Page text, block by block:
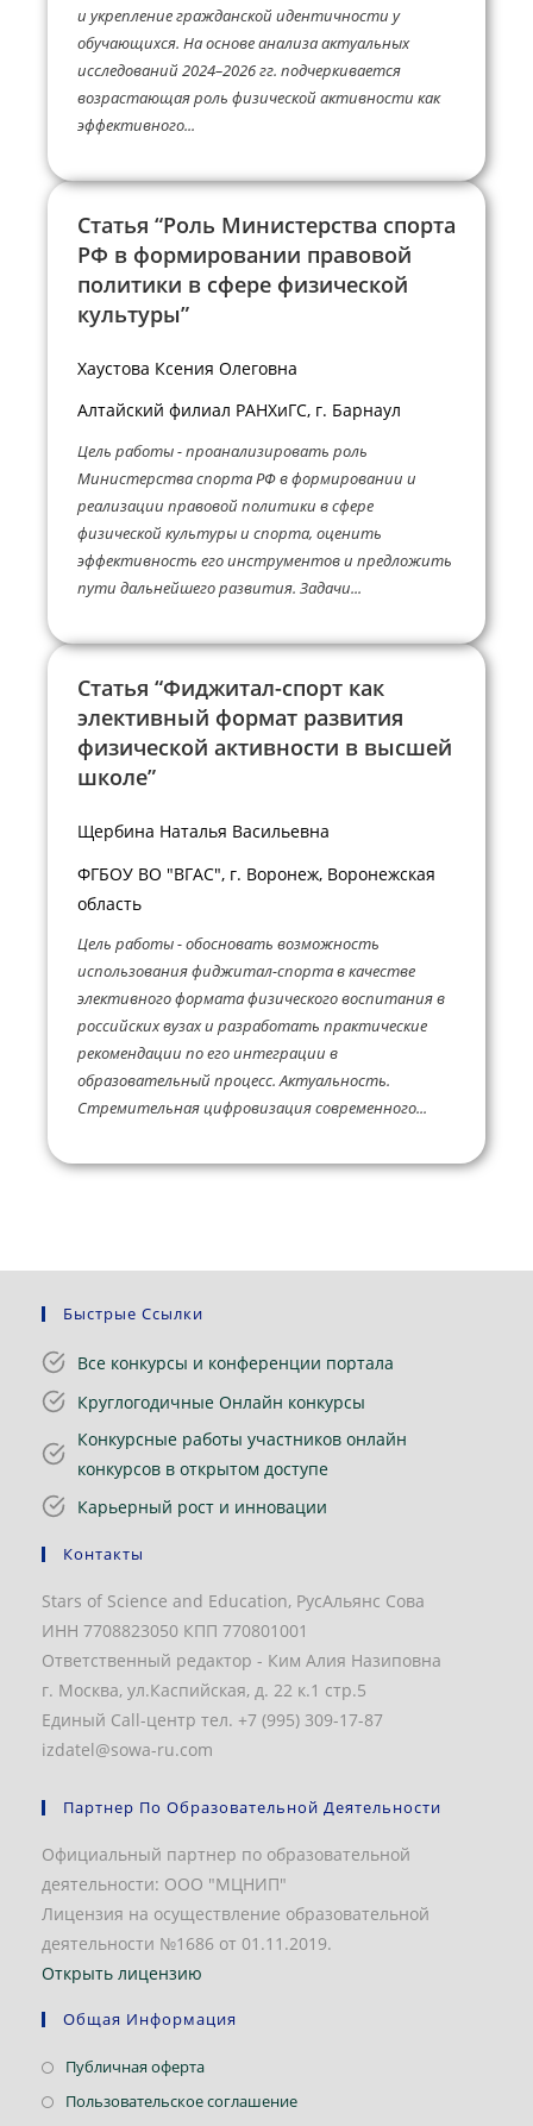
и укрепление гражданской идентичности у
обучающихся. На основе анализа актуальных
исследований 2024–2026 гг. подчеркивается
возрастающая роль физической активности как
эффективного...
Статья “Роль Министерства спорта
РФ в формировании правовой
политики в сфере физической
культуры”
Хаустова Ксения Олеговна
Алтайский филиал РАНХиГС, г. Барнаул
Цель работы - проанализировать роль
Министерства спорта РФ в формировании и
реализации правовой политики в сфере
физической культуры и спорта, оценить
эффективность его инструментов и предложить
пути дальнейшего развития. Задачи...
Статья “Фиджитал-спорт как
элективный формат развития
физической активности в высшей
школе”
Щербина Наталья Васильевна
ФГБОУ ВО "ВГАС", г. Воронеж, Воронежская
область
Цель работы - обосновать возможность
использования фиджитал-спорта в качестве
элективного формата физического воспитания в
российских вузах и разработать практические
рекомендации по его интеграции в
образовательный процесс. Актуальность.
Стремительная цифровизация современного...
Быстрые Ссылки
Все конкурсы и конференции портала
Круглогодичные Онлайн конкурсы
Конкурсные работы участников онлайн
конкурсов в открытом доступе
Карьерный рост и инновации
Контакты
Stars of Science and Education, РусАльянс Сова
ИНН 7708823050 КПП 770801001
Ответственный редактор - Ким Алия Назиповна
г. Москва, ул.Каспийская, д. 22 к.1 стр.5
Единый Call-центр тел. +7 (995) 309-17-87
izdatel@sowa-ru.com
Партнер По Образовательной Деятельности
Официальный партнер по образовательной
деятельности: ООО "МЦНИП"
Лицензия на осуществление образовательной
деятельности №1686 от 01.11.2019.
Открыть лицензию
Общая Информация
Публичная офертаОткроется
в
Пользовательское соглашениеОткроется